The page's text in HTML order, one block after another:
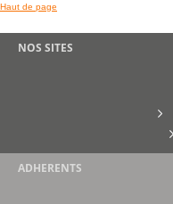
Haut de page
NOS SITES
ADHERENTS